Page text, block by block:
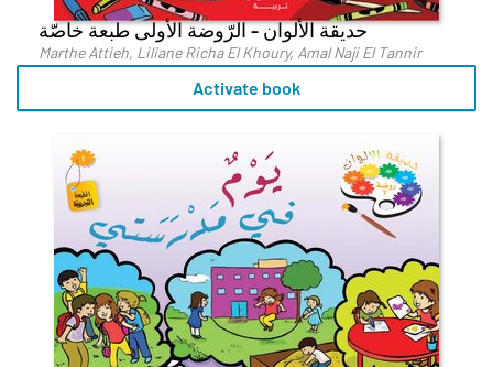
حديقة الألوان - الرّوضة الأولى طبعة خاصّة
Marthe Attieh, Liliane Richa El Khoury, Amal Naji El Tannir
Activate book